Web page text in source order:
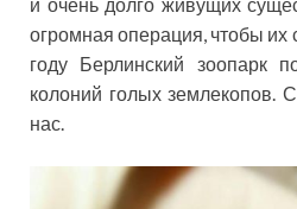
огромная операция, чтобы их
году Берлинский зоопарк
колоний голых землекопов.
нас.